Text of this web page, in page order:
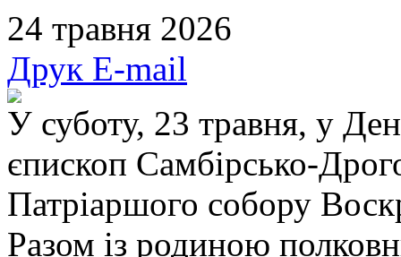
24 травня 2026
Друк E-mail
У суботу, 23 травня, у
єпископ Самбірсько-
Патріаршого собору
Разом із родиною